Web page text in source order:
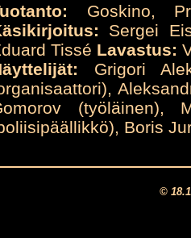
Goskino,
Sergei
Tissé Lavastus:
Grigori
(työläinen),
Boris
©